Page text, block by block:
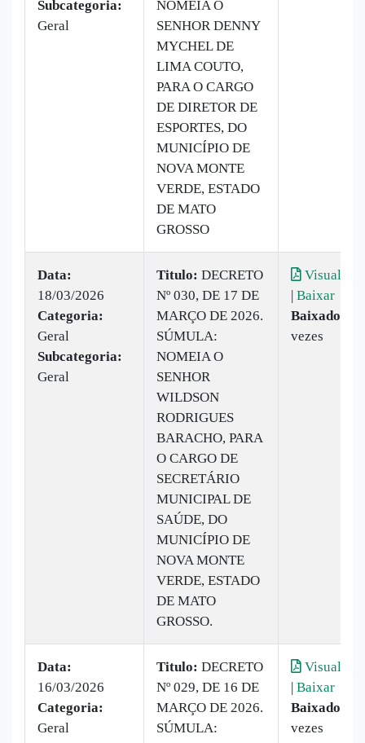
Subcategoria:
Geral
NOMEIA O
SENHOR DENNY
MYCHEL DE
LIMA COUTO,
PARA O CARGO
DE DIRETOR DE
ESPORTES, DO
MUNICÍPIO DE
NOVA MONTE
VERDE, ESTADO
DE MATO
GROSSO
Data:
18/03/2026
Categoria:
Geral
Subcategoria:
Geral
Titulo: DECRETO
Nº 030, DE 17 DE
MARÇO DE 2026.
SÚMULA:
NOMEIA O
SENHOR
WILDSON
RODRIGUES
BARACHO, PARA
O CARGO DE
SECRETÁRIO
MUNICIPAL DE
SAÚDE, DO
MUNICÍPIO DE
NOVA MONTE
VERDE, ESTADO
DE MATO
GROSSO.
Visualizar
| Baixar
Baixado:
vezes
Data:
16/03/2026
Categoria:
Geral
Titulo: DECRETO
Nº 029, DE 16 DE
MARÇO DE 2026.
SÚMULA:
Visualizar
| Baixar
Baixado:
vezes